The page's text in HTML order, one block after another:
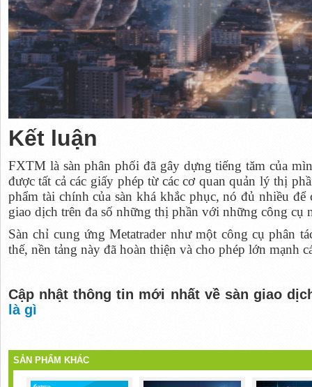
Kết luận
FXTM là sàn phân phối đã gây dựng tiếng tăm của
được tất cả các giấy phép từ các cơ quan quản lý thị
phẩm tài chính của sàn khá khắc phục, nó đủ nhiều
giao dịch trên đa số những thị phần với những công cụ
Sàn chỉ cung ứng Metatrader như một công cụ phân
thế, nền tảng này đã hoàn thiện và cho phép lớn mạnh
Cập nhật thông tin mới nhất về sàn giao
là gì
SẢN PHẨM KHÁC